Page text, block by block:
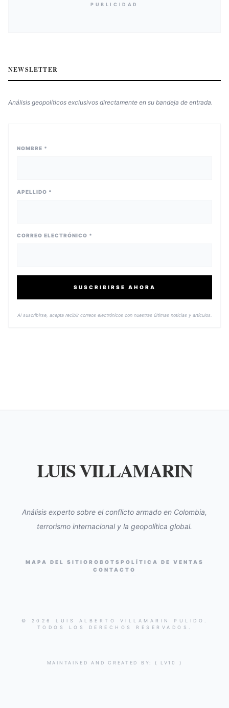
PUBLICIDAD
NEWSLETTER
Análisis geopolíticos exclusivos directamente en su bandeja de entrada.
NOMBRE *
APELLIDO *
CORREO ELECTRÓNICO *
SUSCRIBIRSE AHORA
Al suscribirse, acepta recibir correos electrónicos con nuestras últimas noticias y artículos.
LUIS VILLAMARIN
Análisis experto sobre el conflicto armado en Colombia,
terrorismo internacional y la geopolítica global.
MAPA DEL SITIO ROBOTS POLÍTICA DE VENTAS
CONTACTO
© 2026 LUIS ALBERTO VILLAMARIN PULIDO.
TODOS LOS DERECHOS RESERVADOS.
MAINTAINED AND CREATED BY: { LV10 }